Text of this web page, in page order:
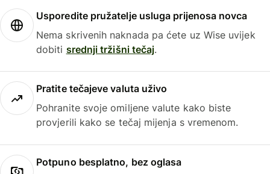
Usporedite pružatelje usluga prijenosa novca
Nema skrivenih naknada pa ćete uz Wise uvijek
dobiti srednji tržišni tečaj.
Pratite tečajeve valuta uživo
Pohranite svoje omiljene valute kako biste
provjerili kako se tečaj mijenja s vremenom.
Potpuno besplatno, bez oglasa